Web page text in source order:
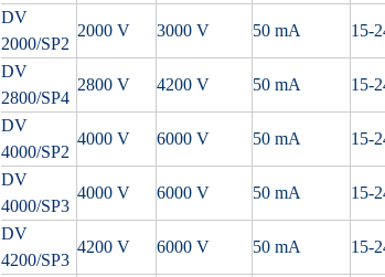
DV
2000/SP2
2000 V 3000 V 50 mA 15-
DV
2800/SP4
2800 V 4200 V 50 mA 15-
DV
4000/SP2
4000 V 6000 V 50 mA 15-
DV
4000/SP3
4000 V 6000 V 50 mA 15-
DV
4200/SP3
4200 V 6000 V 50 mA 15-